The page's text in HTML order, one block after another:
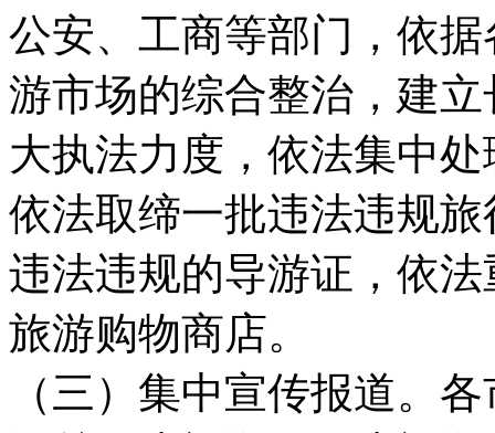
公安、工商等部门，依
游市场的综合整治，建
大执法力度，依法集中
依法取缔一批违法违规
违法违规的导游证，依
旅游购物商店。
（三）集中宣传报道。